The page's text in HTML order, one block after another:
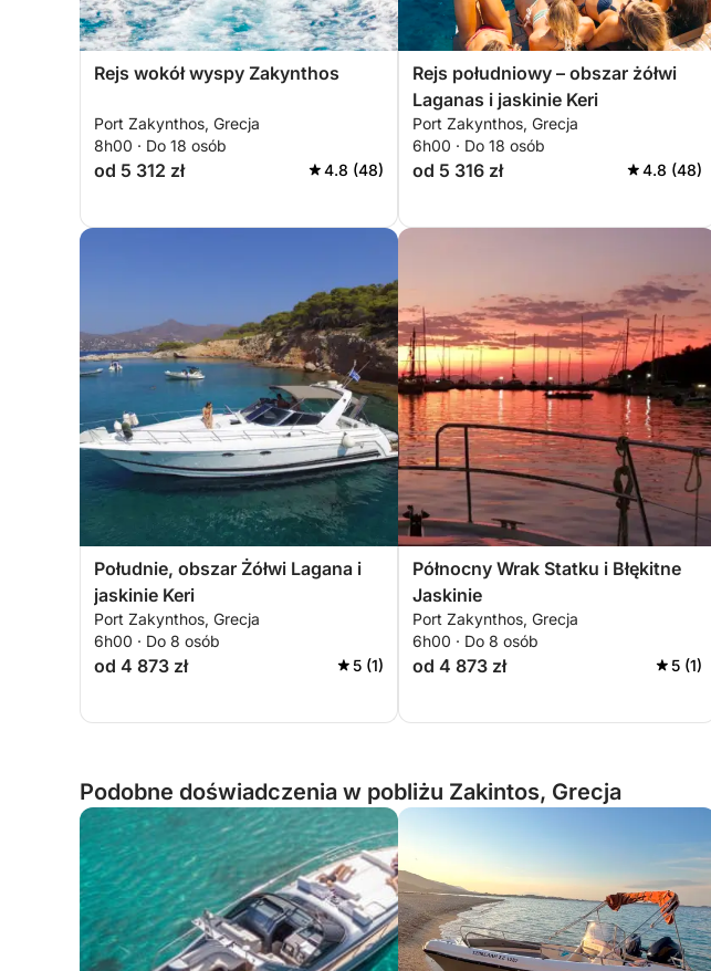
Rejs wokół wyspy Zakynthos
Port Zakynthos, Grecja
8h00 · Do 18 osób
od 5 312 zł 4.8 (48)
Rejs południowy – obszar żółwi
Laganas i jaskinie Keri
Port Zakynthos, Grecja
6h00 · Do 18 osób
od 5 316 zł 4.8 (48)
Południe, obszar Żółwi Lagana i
jaskinie Keri
Port Zakynthos, Grecja
6h00 · Do 8 osób
od 4 873 zł 5 (1)
Północny Wrak Statku i Błękitne
Jaskinie
Port Zakynthos, Grecja
6h00 · Do 8 osób
od 4 873 zł 5 (1)
Podobne doświadczenia w pobliżu Zakintos, Grecja